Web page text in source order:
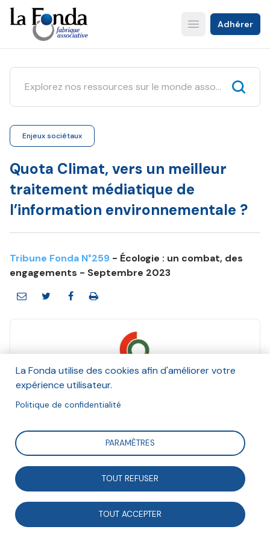
Aller
au
contenu
principal
Open main menu
Adhérer
Enjeux sociétaux
Quota Climat, vers un meilleur
traitement médiatique de
l’information environnementale ?
Tribune Fonda N°259 - Écologie : un combat, des
engagements - Septembre 2023
Quota Climat
Et Agathe Thiebeaux
Septembre 2023
Suivre
Alors que le changement climatique préoccupe de
plus en plus les Français, le sujet reste peu et mal
traité dans les médias. L’association Quota Climat
La Fonda utilise des cookies afin d'améliorer votre
expérience utilisateur.
Politique de confidentialité
PARAMÈTRES
TOUT REFUSER
TOUT ACCEPTER